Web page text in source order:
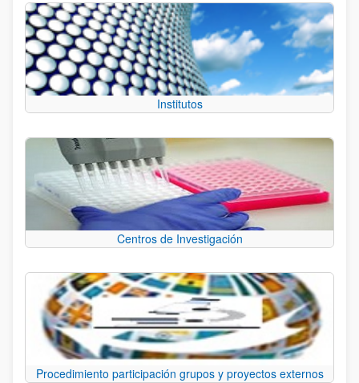
Institutos
Centros de Investigación
Procedimiento participación grupos y proyectos externos